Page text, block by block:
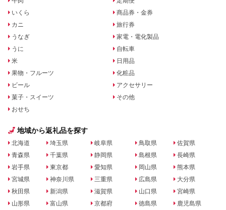
いくら
カニ
うなぎ
うに
米
果物・フルーツ
ビール
菓子・スイーツ
おせち
商品券・金券
旅行券
家電・電化製品
自転車
日用品
化粧品
アクセサリー
その他
地域から返礼品を探す
北海道
青森県
岩手県
宮城県
秋田県
山形県
埼玉県
千葉県
東京都
神奈川県
新潟県
富山県
岐阜県
静岡県
愛知県
三重県
滋賀県
京都府
鳥取県
島根県
岡山県
広島県
山口県
徳島県
佐賀県
長崎県
熊本県
大分県
宮崎県
鹿児島県